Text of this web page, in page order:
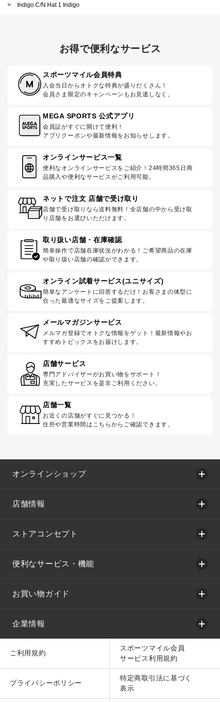
>
Indigo C/N Hat 1 Indigo
お得で便利なサービス
スポーツマイル会員特典
入会当日からオトクな特典が盛りだくさん！
会員さま限定のキャンペーンもお見逃しなく。
MEGA SPORTS 公式アプリ
会員証がすぐに開けて便利！
アプリクーポンや最新情報をお知らせします。
オンラインサービス一覧
便利なオンラインサービスをご紹介！24時間365日商
品購入や便利なサービスがご利用可能。
ネットで注文 店舗で受け取り
店舗で受け取りなら送料無料！全店舗の中から受け取
り店舗をお選びいただけます。
取り扱い店舗・在庫確認
簡単操作で店舗在庫状況がわかる！ご希望商品の在庫
や取り扱い店舗の確認ができます。
オンライン試着サービス(ユニサイズ)
簡単なアンケートに回答するだけ！お客さまの体型に
合った最適なサイズをご提案します。
メールマガジンサービス
メルマガ登録でオトクな情報をゲット！最新情報やお
すすめトピックスをお届けします。
店舗サービス
専門アドバイザーがお買い物をサポート！
充実したサービスを是非ご利用ください。
店舗一覧
お近くの店舗がすぐに見つかる！
住所や営業時間はこちらからご確認できます。
オンラインショップ
店舗情報
ストアコンセプト
便利なサービス・機能
お買い物ガイド
企業情報
ご利用規約
スポーツマイル会員
サービス利用規約
プライバシーポリシー
特定商取引法に基づく
表示